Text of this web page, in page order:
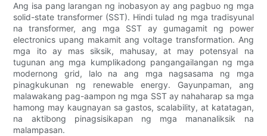
Ang isa pang larangan ng inobasyon ay ang pagbuo ng mga
solid-state transformer (SST). Hindi tulad ng mga tradisyunal
na transformer, ang mga SST ay gumagamit ng power
electronics upang makamit ang voltage transformation. Ang
mga ito ay mas siksik, mahusay, at may potensyal na
tugunan ang mga kumplikadong pangangailangan ng mga
modernong grid, lalo na ang mga nagsasama ng mga
pinagkukunan ng renewable energy. Gayunpaman, ang
malawakang pag-aampon ng mga SST ay nahaharap sa mga
hamong may kaugnayan sa gastos, scalability, at katatagan,
na aktibong pinagsisikapan ng mga mananaliksik na
malampasan.